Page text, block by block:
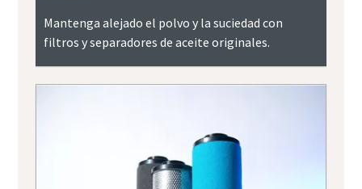
Mantenga alejado el polvo y la suciedad con
filtros y separadores de aceite originales.